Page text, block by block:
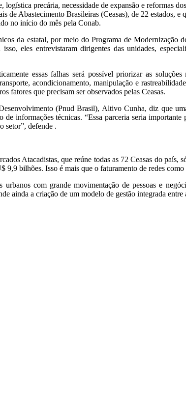
precária, necessidade de expansão e reformas
de Abastecimento Brasileiras (Ceasas), de 22 estados,
no início do mês pela Conab.
da estatal, por meio do Programa de Modernização
eles entrevistaram dirigentes das unidades,
essas falhas será possível priorizar as
acondicionamento, manipulação e
fatores que precisam ser observados pelas Ceasas.
(Pnud Brasil), Altivo Cunha, diz que
informações técnicas. “Essa parceria seria
setor”, defende .
Atacadistas, que reúne todas as 72 Ceasas do
9,9 bilhões. Isso é mais que o faturamento de redes
com grande movimentação de pessoas e
ainda a criação de um modelo de gestão integrada entre